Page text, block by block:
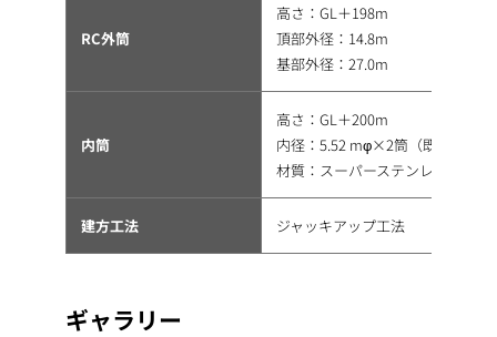
RC外筒
高さ：GL＋198m
頂部外径：14.8m
基部外径：27.0m
内筒
高さ：GL＋200m
内径：5.52 mφ×2筒（既設1筒＋
材質：スーパーステンレス クラ
建方工法 ジャッキアップ工法
ギャラリー